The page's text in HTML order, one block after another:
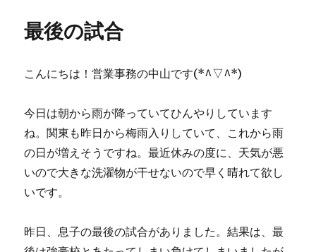
最後の試合
こんにちは！営業事務の中山です(*^▽^*)
今日は朝から雨が降っていてひんやりしています
ね。関東も昨日から梅雨入りしていて、これから雨
の日が増えそうですね。最近休みの度に、天気が悪
いので大きな洗濯物が干せないので早く晴れて欲し
いです。
昨日、息子の最後の試合がありました。結果は、最